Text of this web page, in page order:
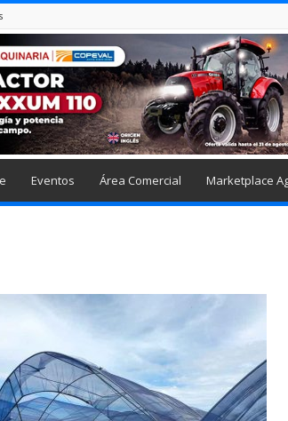
Eventos Área Comercial Marketplace